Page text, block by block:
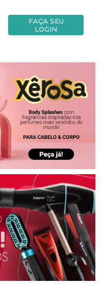
FAÇA SEU
LOGIN